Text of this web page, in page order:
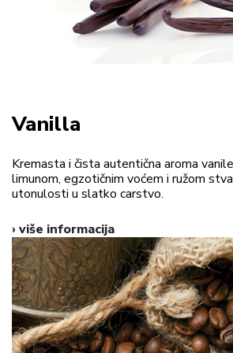
Vanilla
Kremasta i čista autentična aroma
limunom, egzotičnim voćem i ružom
utonulosti u slatko carstvo.
› više informacija